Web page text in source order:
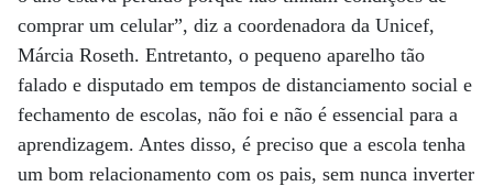
comprar um celular”, diz a coordenadora da Unicef,
Márcia Roseth. Entretanto, o pequeno aparelho tão
falado e disputado em tempos de distanciamento social e
fechamento de escolas, não foi e não é essencial para a
aprendizagem. Antes disso, é preciso que a escola tenha
um bom relacionamento com os pais, sem nunca inverter